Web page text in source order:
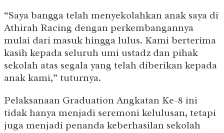
“Saya bangga telah menyekolahkan anak saya di
Athirah Racing dengan perkembangannya
mulai dari masuk hingga lulus. Kami berterima
kasih kepada seluruh umi ustadz dan pihak
sekolah atas segala yang telah diberikan kepada
anak kami,” tuturnya.
Pelaksanaan Graduation Angkatan Ke-8 ini
tidak hanya menjadi seremoni kelulusan, tetapi
juga menjadi penanda keberhasilan sekolah